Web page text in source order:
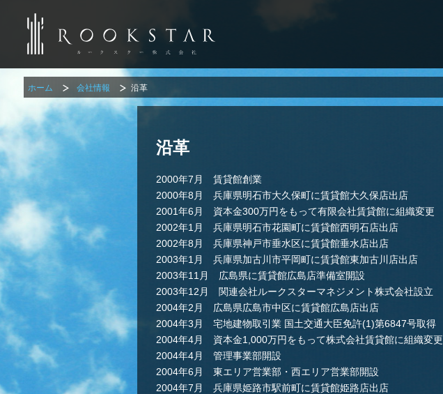
ホーム 会社情報 沿革
沿革
2000年7月 賃貸館創業
2000年8月 兵庫県明石市大久保町に賃貸館大久保店出店
2001年6月 資本金300万円をもって有限会社賃貸館に組織変更
2002年1月 兵庫県明石市花園町に賃貸館西明石店出店
2002年8月 兵庫県神戸市垂水区に賃貸館垂水店出店
2003年1月 兵庫県加古川市平岡町に賃貸館東加古川店出店
2003年11月 広島県に賃貸館広島店準備室開設
2003年12月 関連会社ルークスターマネジメント株式会社設立
2004年2月 広島県広島市中区に賃貸館広島店出店
2004年3月 宅地建物取引業 国土交通大臣免許(1)第6847号取得
2004年4月 資本金1,000万円をもって株式会社賃貸館に組織変更
2004年4月 管理事業部開設
2004年6月 東エリア営業部・西エリア営業部開設
2004年7月 兵庫県姫路市駅前町に賃貸館姫路店出店